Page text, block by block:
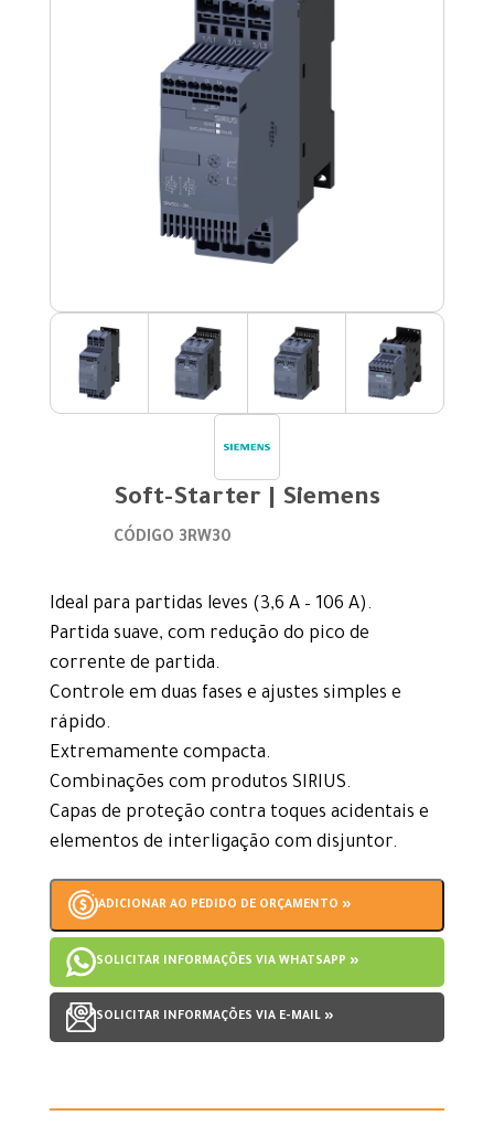
Soft-Starter | Siemens
CÓDIGO 3RW30
Ideal para partidas leves (3,6 A – 106 A).
Partida suave, com redução do pico de
corrente de partida.
Controle em duas fases e ajustes simples e
rápido.
Extremamente compacta.
Combinações com produtos SIRIUS.
Capas de proteção contra toques acidentais e
elementos de interligação com disjuntor.
ADICIONAR AO PEDIDO DE ORÇAMENTO »
SOLICITAR INFORMAÇÕES VIA WHATSAPP »
SOLICITAR INFORMAÇÕES VIA E-MAIL »